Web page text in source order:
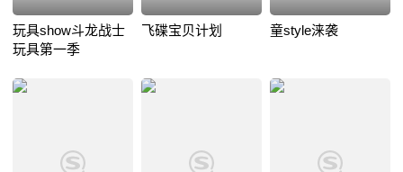
玩具show斗龙战士
玩具第一季
飞碟宝贝计划 童style涞袭